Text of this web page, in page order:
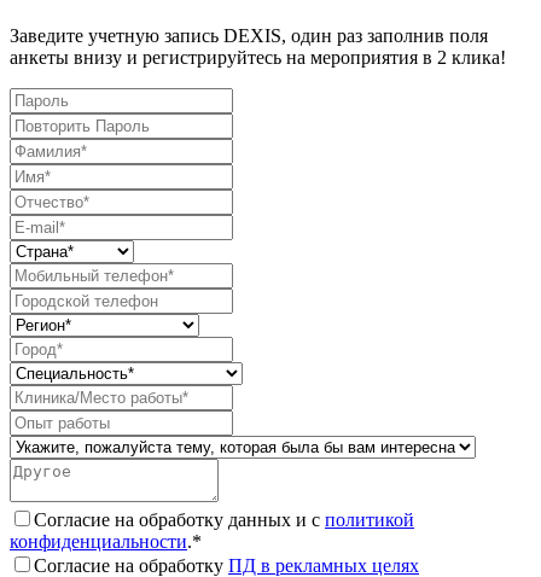
Заведите учетную запись DEXIS, один раз заполнив поля
анкеты внизу и регистрируйтесь на мероприятия в 2 клика!
Согласие на обработку данных и с политикой
конфиденциальности.*
Согласие на обработку ПД в рекламных целях